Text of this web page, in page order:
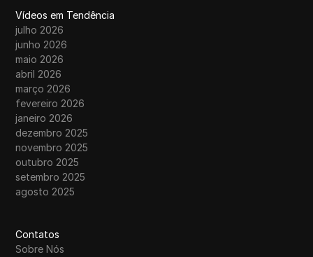
Vídeos em Tendência
julho 2026
junho 2026
maio 2026
abril 2026
março 2026
fevereiro 2026
janeiro 2026
dezembro 2025
novembro 2025
outubro 2025
setembro 2025
agosto 2025
Contatos
Sobre Nós